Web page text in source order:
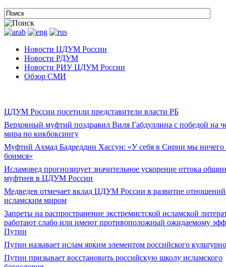
Новости ЦДУМ России
Новости РДУМ
Новости РИУ ЦДУМ России
Обзор СМИ
ЦДУМ России посетили представители власти РБ
Верховный муфтий поздравил Виля Габдуллина с победой на
мира по кикбоксингу
Муфтий Ахмад Бадреддин Хассун: «У себя в Сирии мы ничего
боимся»
Исламовед прогнозирует значительное ускорение оттока
муфтиев в ЦДУМ России
Медведев отмечает вклад ЦДУМ России в развитие
исламским миром
Запреты на распространение экстремистской исламской
работают слабо или имеют противоположный ожидаемому
Путин
Путин называет ислам ярким элементом российского
Путин призывает восстановить российскую школу исламского